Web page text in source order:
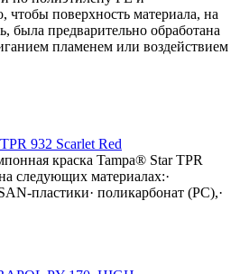
поверхность материала, на
была предварительно обработана
пламенем или воздействием
932 Scarlet Red
краска Tampa® Star TPR
следующих материалах:·
пластики· поликарбонат (РС),·